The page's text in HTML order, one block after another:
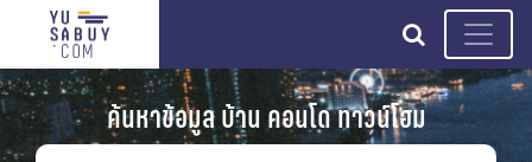
search
ค้นหาข้อมูล บ้าน คอนโด ทาวน์โฮม